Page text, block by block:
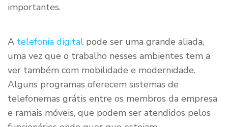
importantes.
A telefonia digital pode ser uma grande aliada,
uma vez que o trabalho nesses ambientes tem a
ver também com mobilidade e modernidade.
Alguns programas oferecem sistemas de
telefonemas grátis entre os membros da empresa
e ramais móveis, que podem ser atendidos pelos